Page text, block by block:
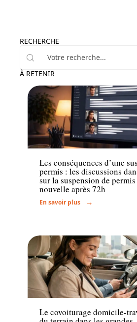
RECHERCHE
À RETENIR
Administratif
Les conséquences d’une
permis : les discussions
sur la suspension de permis
nouvelle après 72h
En savoir plus
Transport
Le covoiturage domicile-